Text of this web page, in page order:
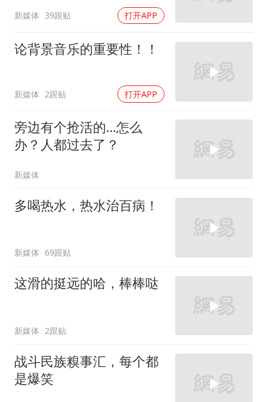
新媒体 39跟贴 打开APP
论背景音乐的重要性！！
新媒体 2跟贴 打开APP
旁边有个抢活的…怎么
办？人都过去了？
新媒体
多喝热水，热水治百病！
新媒体 69跟贴
这滑的挺远的哈，棒棒哒
新媒体 2跟贴
战斗民族糗事汇，每个都
是爆笑